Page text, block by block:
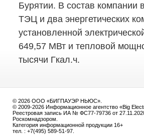
Бурятии. В состав компании
ТЭЦ и два энергетических
установленной
649,57 МВт и тепловой
тысячи Гкал.ч.
© 2026 ООО «БИГПАУЭР НЬЮС».
© 2009-2026 Информационное агентство «Big
Реестровая запись ИА № ФС77-79736 от
Роскомнадзором.
Категория информационной продукции 16+
тел. : +7(495) 589-51-97.